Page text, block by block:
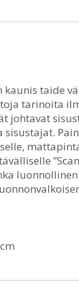
kaunis taide
tarinoita
johtavat
sisustajat.
luonnollinen